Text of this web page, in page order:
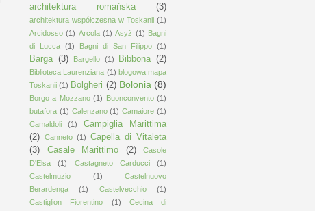
architektura romańska
(3)
architektura współczesna w Toskanii (1)
Arcidosso (1) Arcola (1) Asyż (1) Bagni
di Lucca (1) Bagni di San Filippo (1)
Barga (3) Bargello (1) Bibbona (2)
Biblioteca Laurenziana (1) blogowa mapa
Toskanii (1) Bolgheri (2) Bolonia (8)
Borgo a Mozzano (1) Buonconvento (1)
butafora (1) Calenzano (1) Camaiore (1)
Camaldoli
(1)
Campiglia Marittima
(2) Canneto (1) Capella di Vitaleta
(3)
Casale Marittimo (2)
Casole
D'Elsa
(1) Castagneto Carducci
(1)
Castelmuzio
(1)
Castelnuovo
Berardenga
(1) Castelvecchio
(1)
Castiglion Fiorentino
(1)
Cecina di